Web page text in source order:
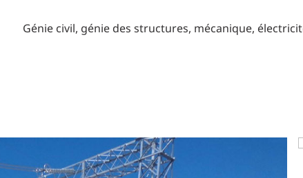
Génie civil, génie des structures, mécanique,